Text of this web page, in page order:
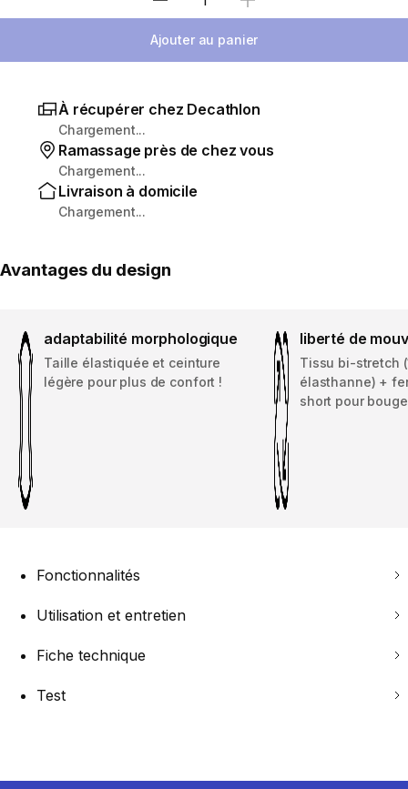
Sélectionnez la quantité
Ajouter au panier
À récupérer chez Decathlon
Chargement...
Ramassage près de chez vous
Chargement...
Livraison à domicile
Chargement...
Avantages du design
adaptabilité morphologique
Taille élastiquée et ceinture
légère pour plus de confort !
liberté de
Tissu bi-stretch
élasthanne) +
short pour
Fonctionnalités
Utilisation et entretien
Fiche technique
Test